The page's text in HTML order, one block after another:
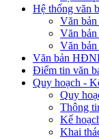
Hệ thống văn
Văn
Văn bản
Văn
Văn bản
Điểm tin văn
Quy hoạch -
Quy
Thông
Kế
Khai